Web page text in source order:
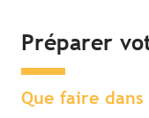
Préparer
Que faire